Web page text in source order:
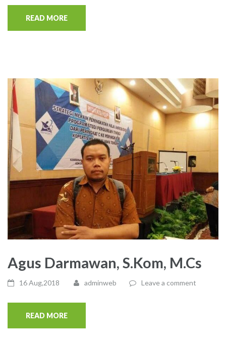
READ MORE
Agus Darmawan, S.Kom, M.Cs
16 Aug,2018 adminweb Leave a comment
READ MORE